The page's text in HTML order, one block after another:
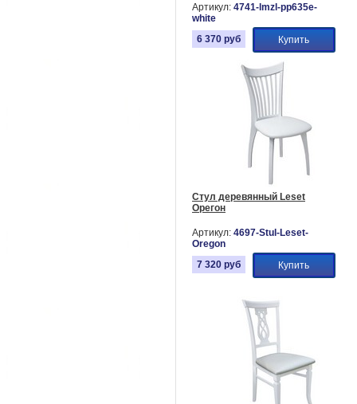
Артикул: 4741-lmzl-pp635e-
white
6 370 руб Купить
Стул деревянный Leset
Орегон
Артикул: 4697-Stul-Leset-
Oregon
7 320 руб Купить